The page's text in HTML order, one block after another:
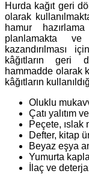
Hurda kağıt geri
olarak
hamur
planlamakta
kazandırılması
kâğıtların geri
hammadde olarak
kâğıtların
Oluklu
Çatı yalıtım
Peçete, ıslak
Defter, kitap
Beyaz eşya
Yumurta
İlaç ve